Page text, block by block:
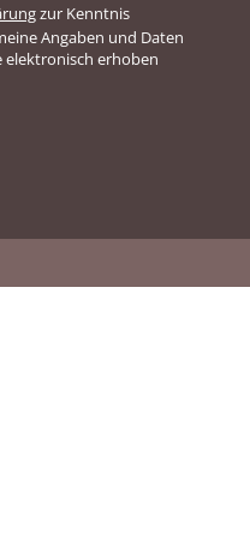
zur Kenntnis
Angaben und Daten
erhoben